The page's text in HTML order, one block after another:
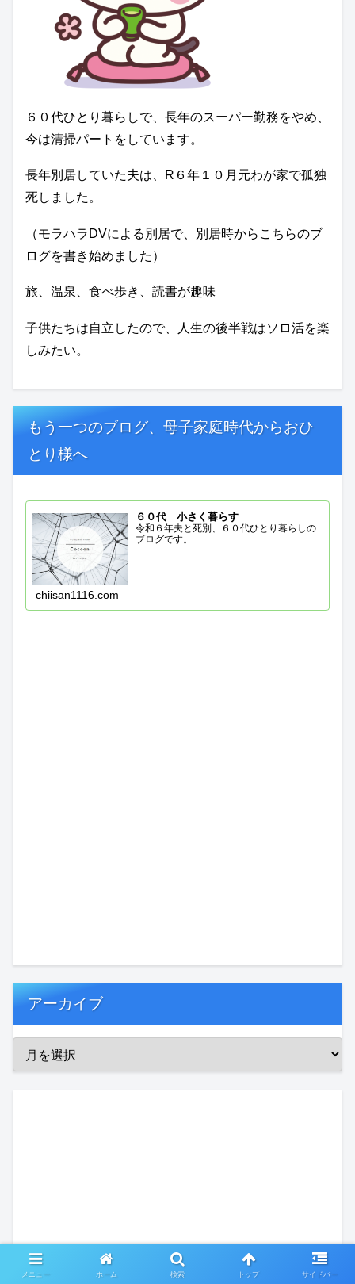
６０代ひとり暮らしで、長年のスーパー勤務をやめ、
今は清掃パートをしています。
長年別居していた夫は、R６年１０月元わが家で孤独
死しました。
（モラハラDVによる別居で、別居時からこちらのブ
ログを書き始めました）
旅、温泉、食べ歩き、読書が趣味
子供たちは自立したので、人生の後半戦はソロ活を楽
しみたい。
もう一つのブログ、母子家庭時代からおひ
とり様へ
６０代 小さく暮らす
令和６年夫と死別、６０代ひとり暮らしの
ブログです。
chiisan1116.com
アーカイブ
メニュー ホーム 検索 トップ サイドバー